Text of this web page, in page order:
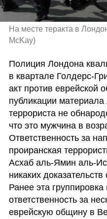
На месте теракта в
McKay)
Полиция Лондона
в квартале Голдерс-
акт против еврейской
публикации
террориста не
что это мужчина в
Ответственность за
проиранская
Асхаб аль-Ямин аль-
никаких
Ранее эта группировка
ответственность за
еврейскую общину в